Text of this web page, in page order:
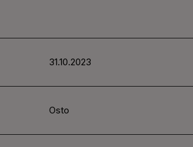
31.10.2023
Osto